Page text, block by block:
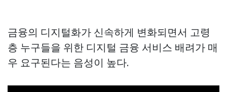
금융의 디지털화가 신속하게 변화되면서 고령
층 누구들을 위한 디지털 금융 서비스 배려가 매
우 요구된다는 음성이 높다.